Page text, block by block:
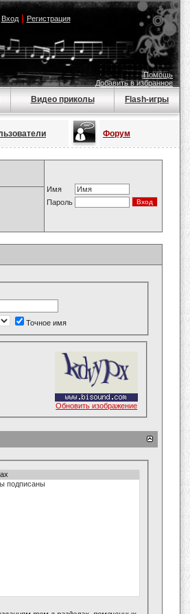
Вход| Регистрация
Помощь
Добавить в избранное
Видео приколы Flash-игры
Форум
Имя
Пароль
Точное имя
Обновить изображение